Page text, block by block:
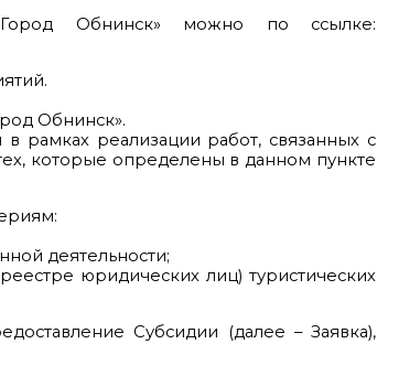
Обнинск» можно по ссылке:
Обнинск».
рамках реализации работ, связанных с
которые определены в данном пункте
деятельности;
юридических лиц) туристических
Субсидии (далее – Заявка),